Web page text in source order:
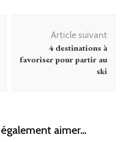
Article suivant
4 destinations à
favoriser pour partir au
ski
aimer...